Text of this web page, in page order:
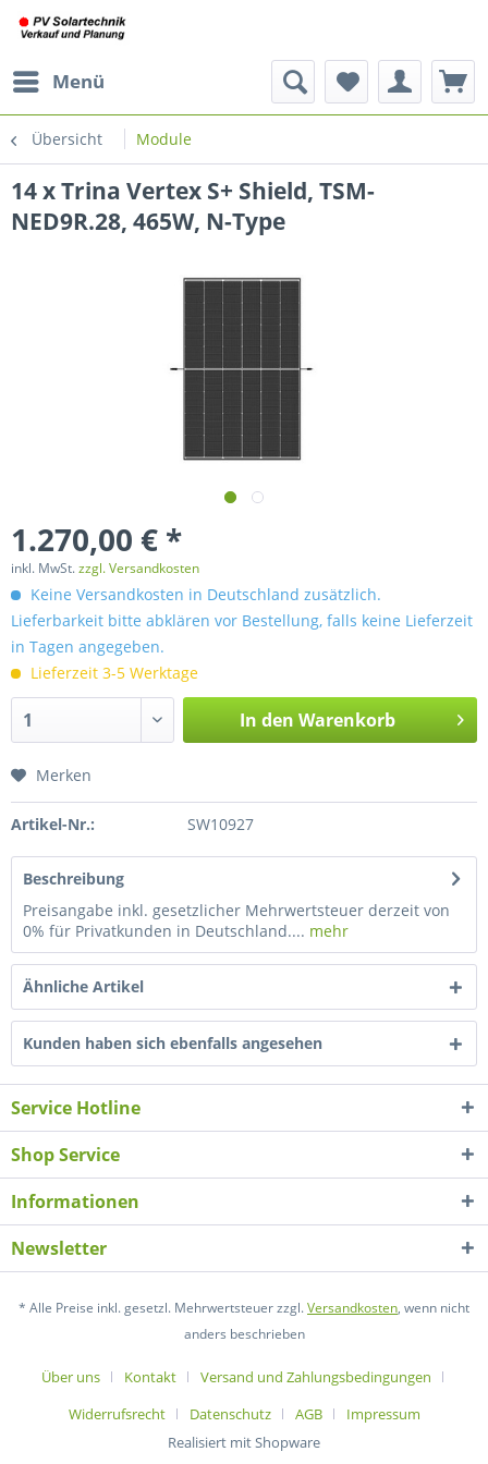
Menü
Übersicht Module
14 x Trina Vertex S+ Shield, TSM-
NED9R.28, 465W, N-Type
1.270,00 € *
inkl. MwSt.zzgl. Versandkosten
Keine Versandkosten in Deutschland zusätzlich.
Lieferbarkeit bitte abklären vor Bestellung, falls keine Lieferzeit
in Tagen angegeben.
Lieferzeit 3-5 Werktage
In den Warenkorb
Merken
Artikel-Nr.: SW10927
Beschreibung
Preisangabe inkl. gesetzlicher Mehrwertsteuer derzeit von
0% für Privatkunden in Deutschland.... mehr
Ähnliche Artikel
Kunden haben sich ebenfalls angesehen
Service Hotline
Shop Service
Informationen
Newsletter
* Alle Preise inkl. gesetzl. Mehrwertsteuer zzgl.Versandkosten, wenn nicht
anders beschrieben
Über uns Kontakt
Versand und Zahlungsbedingungen
Widerrufsrecht
Datenschutz AGB
Impressum
Realisiert mit Shopware